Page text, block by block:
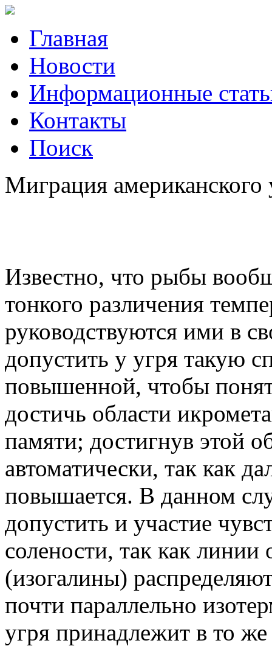
Главная
Новости
Информационные
Контакты
Поиск
Миграция американского
Известно, что рыбы
тонкого различения
руководствуются ими в
допустить у угря такую
повышенной, чтобы
достичь области
памяти; достигнув этой
автоматически, так как
повышается. В данном
допустить и участие
солености, так как линии
(изогалины)
почти параллельно
угря принадлежит в то